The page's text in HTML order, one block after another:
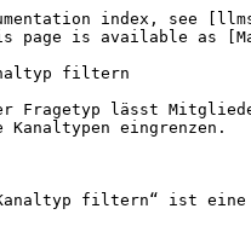
index, see
page is available as
filtern
Fragetyp lässt
eingrenzen.
filtern“ ist eine